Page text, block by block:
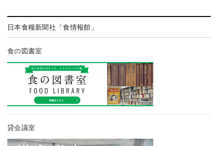
日本食糧新聞社「食情報館」
食の図書室
貸会議室